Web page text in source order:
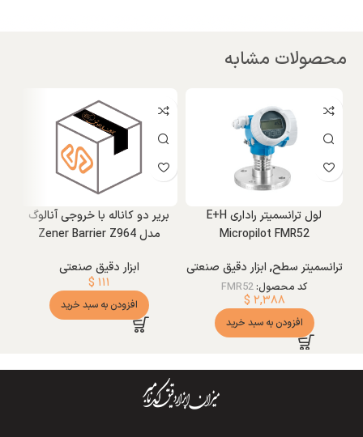
محصولات مشابه
لول ترانسمیتر راداری E+H
Micropilot FMR52
ترانسمیتر سطح, ابزار دقیق صنعتی
کد محصول:FMR52
$ ۲,۳۸۸
افزودن به سبد خرید
بریر دو کاناله با خروجی آنالوگ
مدل Zener Barrier Z964
ابزار دقیق صنعتی
$ ۱۱۱
افزودن به سبد خرید